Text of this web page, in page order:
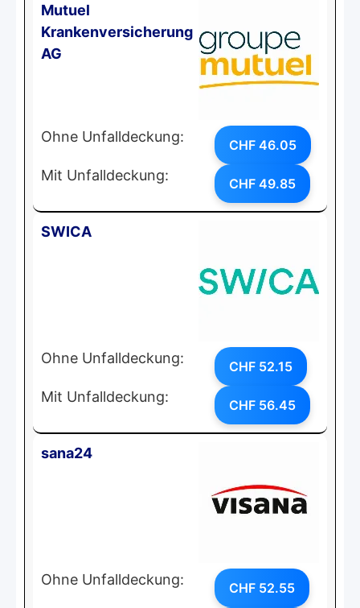
Mutuel
Krankenversicherung
AG
Ohne Unfalldeckung: CHF 46.05
Mit Unfalldeckung: CHF 49.85
SWICA
Ohne Unfalldeckung: CHF 52.15
Mit Unfalldeckung: CHF 56.45
sana24
Ohne Unfalldeckung: CHF 52.55